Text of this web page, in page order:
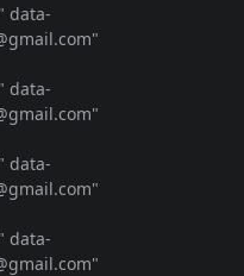
" data-
"
" data-
"
" data-
"
" data-
"